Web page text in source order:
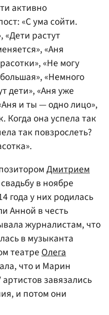
активно
«С ума сойти.
«Дети растут
«Аня
«Не могу
«Немного
дети», «Аня уже
и ты — одно лицо»,
Когда она успела так
так повзрослеть?
Дмитрием
в ноябре
года у них родилась
Анной в честь
журналистам, что
в музыканта
театреОлега
что и Марин
завязались
и потом они